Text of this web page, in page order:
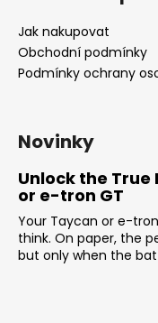
Jak nakupovat
Obchodní podmínky
Podmínky ochrany
Novinky
Unlock the
or e-tron GT
Your Taycan or e-
think. On paper, the
but only when the